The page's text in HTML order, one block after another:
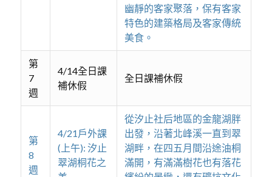
幽靜的客家聚落，保有客家
特色的建築格局及客家傳統
美食。
第
7
週
4/14全日課
補休假
全日課補休假
第
8
週
4/21戶外課
(上午): 汐止
翠湖桐花之
從汐止社后地區的金龍湖胖
出發，沿著北峰溪一直到翠
湖畔，在四五月間沿途油桐
滿開，有滿滿樹花也有落花